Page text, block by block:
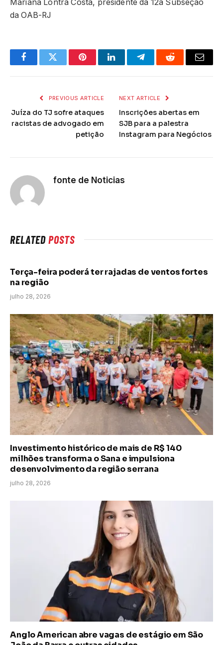
Mariana Lontra Costa, presidente da 12a Subseção
da OAB-RJ
FacebookTwitter PinterestLinkedInTelegramReddit Email
PREVIOUS ARTICLE
Juíza do TJ sofre ataques
racistas de advogado em
petição
NEXT ARTICLE
Inscrições abertas em
SJB para a palestra
Instagram para Negócios
fonte de Noticias
RELATEDPOSTS
Terça-feira poderá ter rajadas de ventos fortes
na região
julho 28, 2026
Investimento histórico de mais de R$ 140
milhões transforma o Sana e impulsiona
desenvolvimento da região serrana
julho 28, 2026
Anglo American abre vagas de estágio em São